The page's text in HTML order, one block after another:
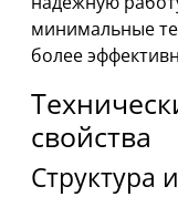
минимальные
более
свойства
Структура